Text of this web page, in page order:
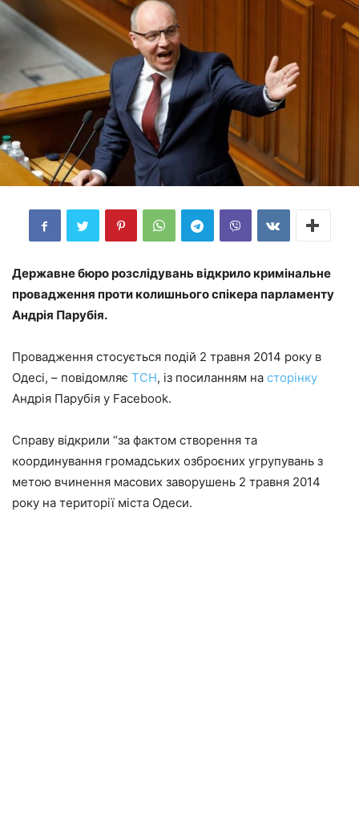
Державне бюро розслідувань відкрило кримінальне
провадження проти колишнього спікера парламенту
Андрія Парубія.
Провадження стосується подій 2 травня 2014 року в
Одесі, – повідомляє ТСН, із посиланням на сторінку
Андрія Парубія у Facebook.
Справу відкрили “за фактом створення та
координування громадських озброєних угрупувань з
метою вчинення масових заворушень 2 травня 2014
року на території міста Одеси.